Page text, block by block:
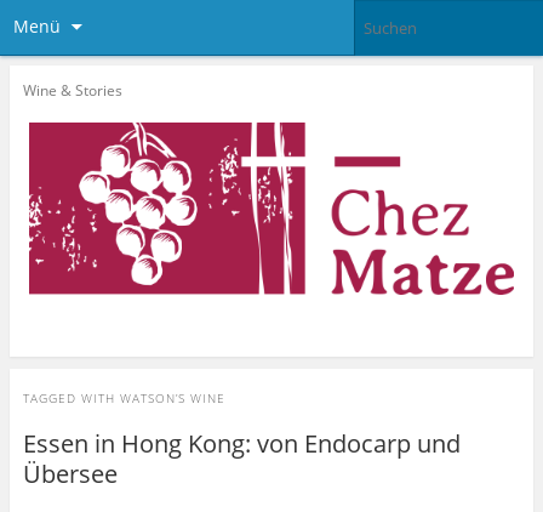
Menü
Wine & Stories
TAGGED WITH WATSON’S WINE
Essen in Hong Kong: von Endocarp und
Übersee